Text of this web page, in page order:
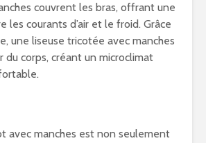
couvrent les bras, offrant une
les courants d’air et le froid. Grâce
une liseuse tricotée avec manches
du corps, créant un microclimat
avec manches est non seulement